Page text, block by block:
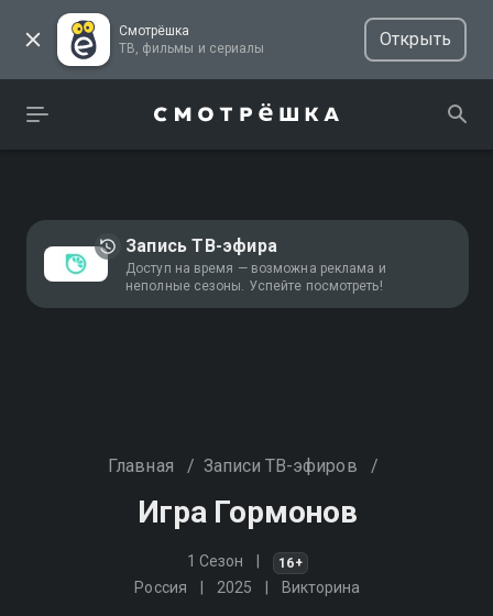
Смотрёшка
ТВ, фильмы и сериалы
Открыть
Запись ТВ-эфира
Доступ на время — возможна реклама и
неполные сезоны. Успейте посмотреть!
Главная / Записи ТВ-эфиров /
Игра Гормонов
1 Сезон 16+
Россия 2025 Викторина